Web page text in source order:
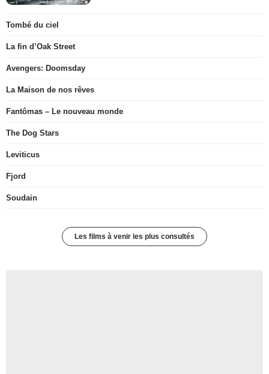
Tombé du ciel
La fin d’Oak Street
Avengers: Doomsday
La Maison de nos rêves
Fantômas – Le nouveau monde
The Dog Stars
Leviticus
Fjord
Soudain
Les films à venir les plus consultés